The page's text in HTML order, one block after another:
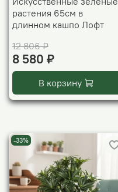
растения 65см в
длинном кашпо Лофт
12 806 ₽
8 580 ₽
В корзину
-33%